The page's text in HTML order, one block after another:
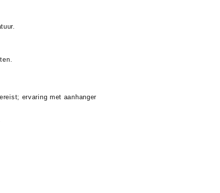
ervaring met aanhanger